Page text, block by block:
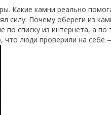
Какие камни реально
силу. Почему обереги из
списку из интернета, а по
что люди проверили на